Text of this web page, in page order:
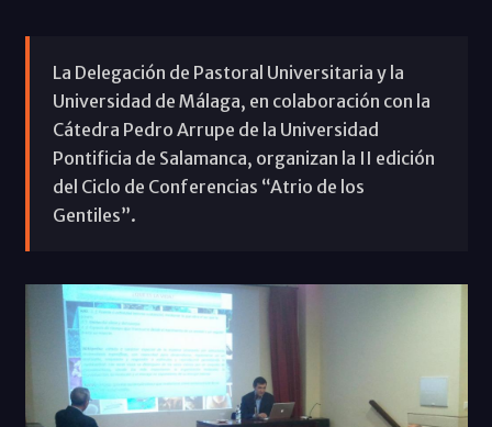
La Delegación de Pastoral Universitaria y la
Universidad de Málaga, en colaboración con la
Cátedra Pedro Arrupe de la Universidad
Pontificia de Salamanca, organizan la II edición
del Ciclo de Conferencias “Atrio de los
Gentiles”.